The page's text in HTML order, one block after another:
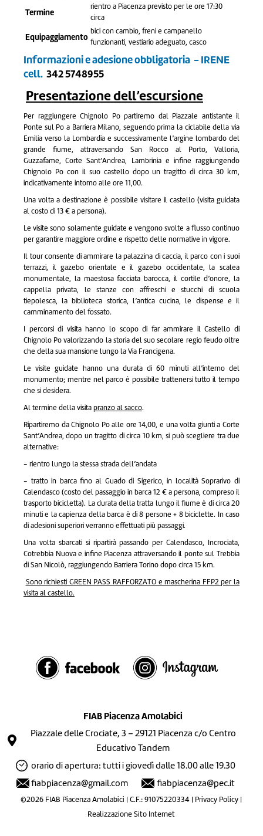
Termine
rientro a Piacenza previsto per le ore 17:30
circa
Equipaggiamento
bici con cambio, freni e campanello
funzionanti, vestiario adeguato, casco
Informazioni e adesione obbligatoria - IRENE
cell. 342 5748955
Presentazione dell’escursione
Per raggiungere Chignolo Po partiremo dal Piazzale antistante il
Ponte sul Po a Barriera Milano, seguendo prima la ciclabile della via
Emilia verso la Lombardia e successivamente l’argine lombardo del
grande fiume, attraversando San Rocco al Porto, Valloria,
Guzzafame, Corte Sant’Andrea, Lambrinia e infine raggiungendo
Chignolo Po con il suo castello dopo un tragitto di circa 30 km,
indicativamente intorno alle ore 11,00.
Una volta a destinazione è possibile visitare il castello (visita guidata
al costo di 13 € a persona).
Le visite sono solamente guidate e vengono svolte a flusso continuo
per garantire maggiore ordine e rispetto delle normative in vigore.
Il tour consente di ammirare la palazzina di caccia, il parco con i suoi
terrazzi, il gazebo orientale e il gazebo occidentale, la scalea
monumentale, la maestosa facciata barocca, il cortile d’onore, la
cappella privata, le stanze con affreschi e stucchi di scuola
tiepolesca, la biblioteca storica, l’antica cucina, le dispense e il
camminamento del fossato.
I percorsi di visita hanno lo scopo di far ammirare il Castello di
Chignolo Po valorizzando la storia del suo secolare regio feudo oltre
che della sua mansione lungo la Via Francigena.
Le visite guidate hanno una durata di 60 minuti all’interno del
monumento; mentre nel parco è possibile trattenersi tutto il tempo
che si desidera.
Al termine della visitapranzo al sacco.
Ripartiremo da Chignolo Po alle ore 14,00, e una volta giunti a Corte
Sant’Andrea, dopo un tragitto di circa 10 km, si può scegliere tra due
alternative:
- rientro lungo la stessa strada dell’andata
- tratto in barca fino al Guado di Sigerico, in località Soprarivo di
Calendasco (costo del passaggio in barca 12 € a persona, compreso il
trasporto bicicletta). La durata della tratta lungo il fiume è di circa 20
minuti e la capienza della barca è di 8 persone + 8 biciclette. In caso
di adesioni superiori verranno effettuati più passaggi.
Una volta sbarcati si ripartirà passando per Calendasco, Incrociata,
Cotrebbia Nuova e infine Piacenza attraversando il ponte sul Trebbia
di San Nicolò, raggiungendo Barriera Torino dopo circa 15 km.
Sono richiesti GREEN PASS RAFFORZATO e mascherina FFP2 per la
visita al castello.
FIAB Piacenza Amolabici
Piazzale delle Crociate, 3 – 29121 Piacenza c/o Centro
Educativo Tandem
orario di apertura: tutti i giovedì dalle 18.00 alle 19.30
fiabpiacenza@gmail.com
fiabpiacenza@pec.it
©2026 FIAB Piacenza Amolabici | C.F.: 91075220334 | Privacy Policy |
Realizzazione Sito Internet